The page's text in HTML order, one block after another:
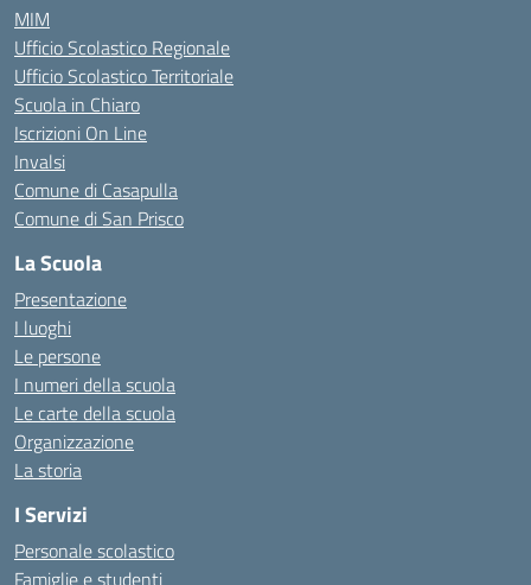
MIM
Ufficio Scolastico Regionale
Ufficio Scolastico Territoriale
Scuola in Chiaro
Iscrizioni On Line
Invalsi
Comune di Casapulla
Comune di San Prisco
La Scuola
Presentazione
I luoghi
Le persone
I numeri della scuola
Le carte della scuola
Organizzazione
La storia
I Servizi
Personale scolastico
Famiglie e studenti